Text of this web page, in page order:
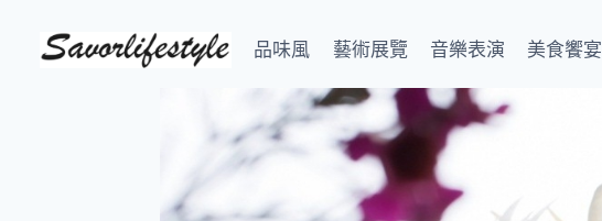
品味風 藝術展覽 音樂表演 美食饗宴